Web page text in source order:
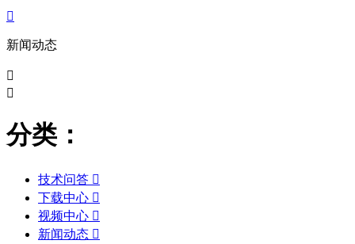

新闻动态


分类：
技术问答 
下载中心 
视频中心 
新闻动态 